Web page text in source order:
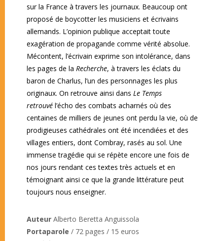
sur la France à travers les journaux. Beaucoup ont
proposé de boycotter les musiciens et écrivains
allemands. L’opinion publique acceptait toute
exagération de propagande comme vérité absolue.
Mécontent, l’écrivain exprime son intolérance, dans
les pages de la Recherche, à travers les éclats du
baron de Charlus, l’un des personnages les plus
originaux. On retrouve ainsi dans Le Temps
retrouvél’écho des combats acharnés où des
centaines de milliers de jeunes ont perdu la vie, où de
prodigieuses cathédrales ont été incendiées et des
villages entiers, dont Combray, rasés au sol. Une
immense tragédie qui se répète encore une fois de
nos jours rendant ces textes très actuels et en
témoignant ainsi ce que la grande littérature peut
toujours nous enseigner.
AuteurAlberto Beretta Anguissola
Portaparole / 72 pages / 15 euros